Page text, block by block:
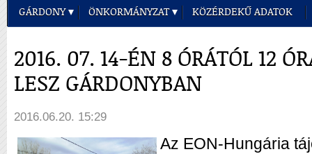
GÁRDONY ÖNKORMÁNYZAT KÖZÉRDEKŰ ADATOK
2016. 07. 14-ÉN 8 ÓRÁTÓL 12
LESZ GÁRDONYBAN
2016.06.20. 15:29
Az EON-Hungária